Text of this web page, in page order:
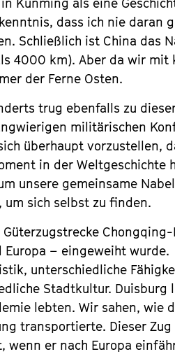
Kunming als eine
dass ich nie daran
Schließlich ist China das
4000 km). Aber da wir mit
der Ferne Osten.
trug ebenfalls zu
militärischen
überhaupt vorzustellen,
in der Weltgeschichte
unsere gemeinsame
sich selbst zu finden.
Europa – eingeweiht wurde.
unterschiedliche
Stadtkultur. Duisburg
lebten. Wir sahen, wie
transportierte. Dieser Zug
er nach Europa